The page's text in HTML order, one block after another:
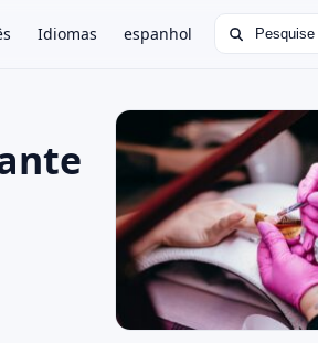
Idiomas espanhol Buscar por: